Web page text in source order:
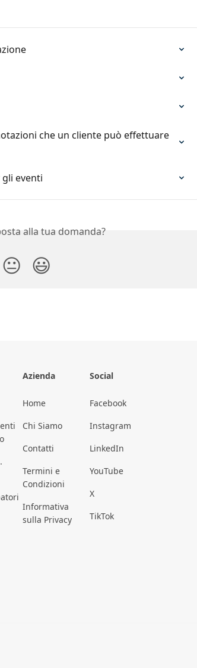
che un cliente può effettuare
eventi
alla tua domanda?
😐 😃
Azienda
Home
Chi Siamo
Contatti
Termini e
Condizioni
Informativa
sulla Privacy
Social
Facebook
Instagram
LinkedIn
YouTube
X
TikTok